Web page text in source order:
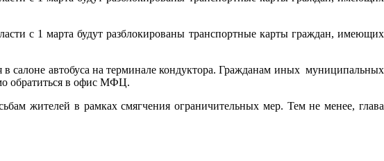
с 1 марта будут разблокированы транспортные карты граждан, имеющих
салоне автобуса на терминале кондуктора. Гражданам иных муниципальных
обратиться в офис МФЦ.
жителей в рамках смягчения ограничительных мер. Тем не менее, глава